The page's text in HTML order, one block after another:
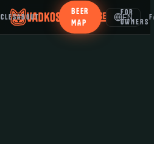
ABOUT
BEER
MAP
FOR
OWNERS
EN